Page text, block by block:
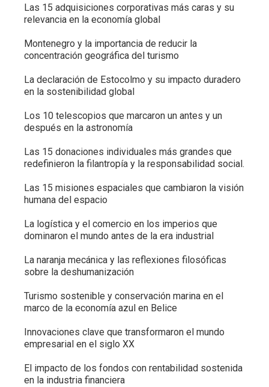
Las 15 adquisiciones corporativas más caras y su
relevancia en la economía global
Montenegro y la importancia de reducir la
concentración geográfica del turismo
La declaración de Estocolmo y su impacto duradero
en la sostenibilidad global
Los 10 telescopios que marcaron un antes y un
después en la astronomía
Las 15 donaciones individuales más grandes que
redefinieron la filantropía y la responsabilidad social.
Las 15 misiones espaciales que cambiaron la visión
humana del espacio
La logística y el comercio en los imperios que
dominaron el mundo antes de la era industrial
La naranja mecánica y las reflexiones filosóficas
sobre la deshumanización
Turismo sostenible y conservación marina en el
marco de la economía azul en Belice
Innovaciones clave que transformaron el mundo
empresarial en el siglo XX
El impacto de los fondos con rentabilidad sostenida
en la industria financiera